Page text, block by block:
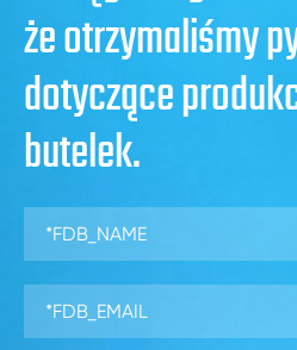
że otrzymaliśmy
dotyczące
butelek.